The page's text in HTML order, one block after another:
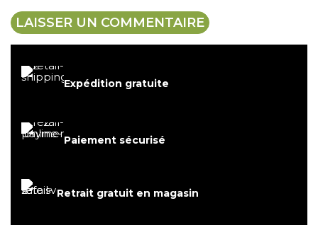
Expédition gratuite
Paiement sécurisé
Retrait gratuit en magasin